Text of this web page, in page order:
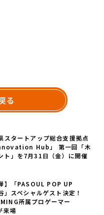
る
スタートアップ総合支援拠点
Hub」 第一回「木
ト」を7月31日（金）に開催
】「PASOUL POP UP
スペシャルゲスト決定！
所属プロゲーマー
来場